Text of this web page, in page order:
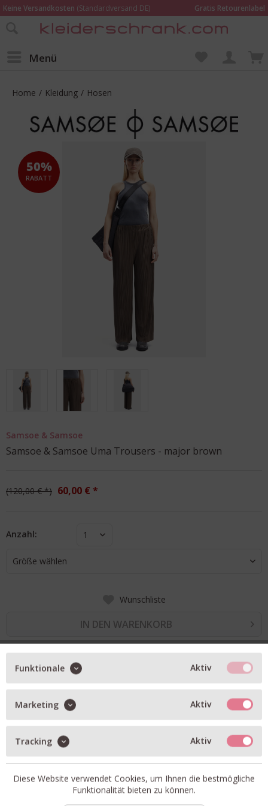
Keine Versandkosten (Standardversand DE)
Gratis Retourenlabel
Online bestellen – im Geschäft in Kempen anprobieren und beraten lassen
Menü
Home / Kleidung / Hosen
50%
RABATT
Samsoe & Samsoe
Samsoe & Samsoe Uma Trousers - major brown
120,00 € * 60,00 € *
Anzahl: 1
Größe wählen
Wunschliste
IN DEN WARENKORB
BESCHREIBUNG
fein plissierte Hose aus Jersey
legeren Passform und einem weitem Bein
Hauptmaterial wurde aus einem recycelten
Polyestergemisch
Artikel-Nr.:
10167-UMA.2
Funktionale Aktiv
Marketing Aktiv
Tracking Aktiv
Diese Website verwendet Cookies, um Ihnen die bestmögliche
Funktionalität bieten zu können.